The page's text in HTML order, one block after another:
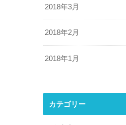
2018年3月
2018年2月
2018年1月
カテゴリー